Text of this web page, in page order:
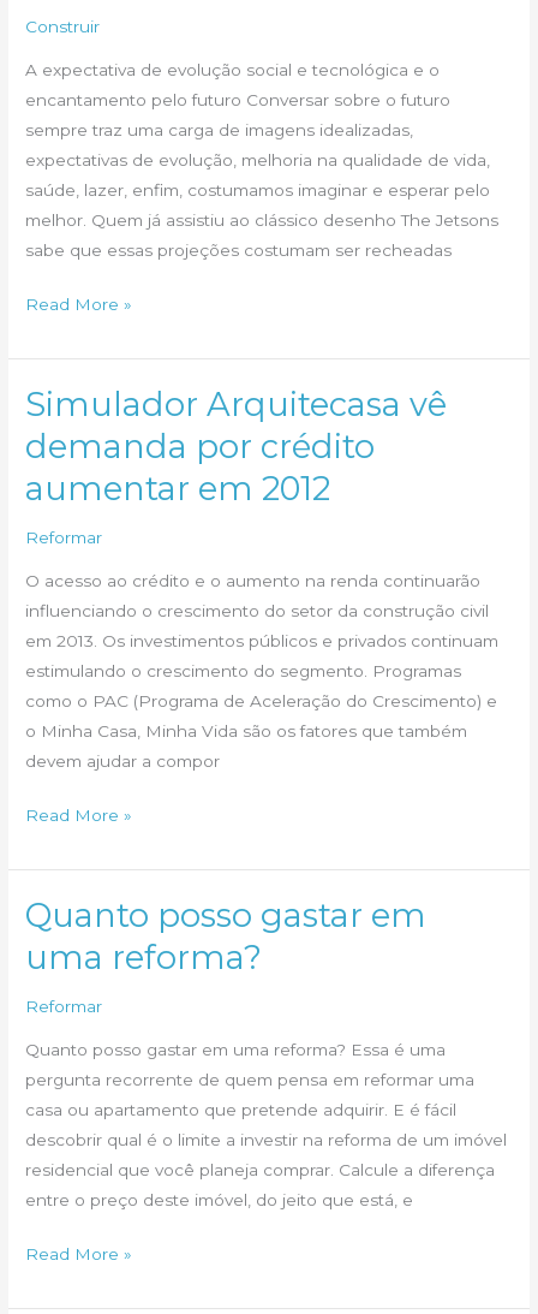
Construir
A expectativa de evolução social e tecnológica e o
encantamento pelo futuro Conversar sobre o futuro
sempre traz uma carga de imagens idealizadas,
expectativas de evolução, melhoria na qualidade de vida,
saúde, lazer, enfim, costumamos imaginar e esperar pelo
melhor. Quem já assistiu ao clássico desenho The Jetsons
sabe que essas projeções costumam ser recheadas
Encantar-
pelo
Futuro
Read More »
Simulador Arquitecasa vê
demanda por crédito
aumentar em 2012
Reformar
O acesso ao crédito e o aumento na renda continuarão
influenciando o crescimento do setor da construção civil
em 2013. Os investimentos públicos e privados continuam
estimulando o crescimento do segmento. Programas
como o PAC (Programa de Aceleração do Crescimento) e
o Minha Casa, Minha Vida são os fatores que também
devem ajudar a compor
Simulador
vê
demanda
por
crédito
2012
Read More »
Quanto posso gastar em
uma reforma?
Reformar
Quanto posso gastar em uma reforma? Essa é uma
pergunta recorrente de quem pensa em reformar uma
casa ou apartamento que pretende adquirir. E é fácil
descobrir qual é o limite a investir na reforma de um imóvel
residencial que você planeja comprar. Calcule a diferença
entre o preço deste imóvel, do jeito que está, e
Quanto
Read More »